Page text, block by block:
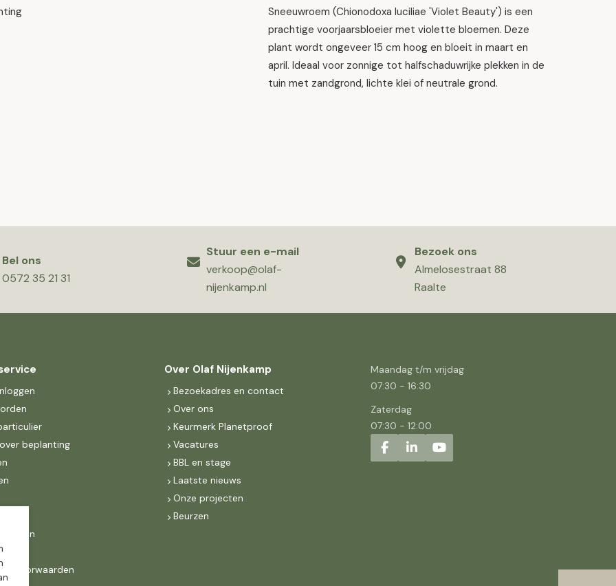
Sneeuwroem (Chionodoxa luciliae 'Violet Beauty') is een
prachtige voorjaarsbloeier met violette bloemen. Deze
plant wordt ongeveer 15 cm hoog en bloeit in maart en
april. Ideaal voor zonnige tot halfschaduwrijke plekken in de
tuin met zandgrond, lichte klei of neutrale grond.
Bel ons
0572 35 21 31
Stuur een e-mail
verkoop@olaf-
nijenkamp.nl
Bezoek ons
Almelosestraat 88
Raalte
beplanting
Groen
voorwaarden
Over Olaf Nijenkamp
Bezoekadres en contact
Over ons
Keurmerk Planetproof
Vacatures
BBL en stage
Laatste nieuws
Onze projecten
Beurzen
Maandag t/m vrijdag
07:30 - 16:30
Zaterdag
07:30 - 12:00